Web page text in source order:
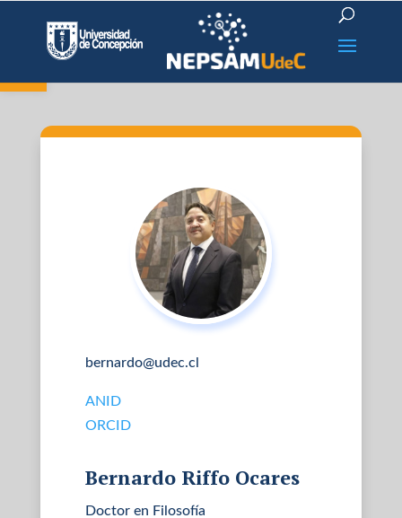
Open toolbar
bernardo@udec.cl
ANID
ORCID
Bernardo Riffo Ocares
Doctor en Filosofía